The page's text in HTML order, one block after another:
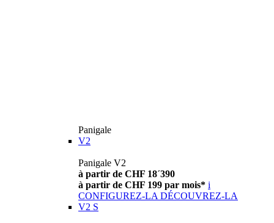
Panigale
V2
Panigale V2
à partir de CHF 18´390
à partir de CHF 199 par mois* i
CONFIGUREZ-LA DÉCOUVREZ-LA
V2 S